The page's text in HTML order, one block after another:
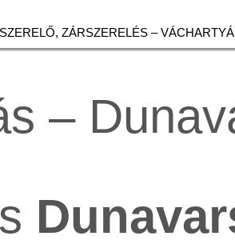
ZÁRSZERELÉS –
–